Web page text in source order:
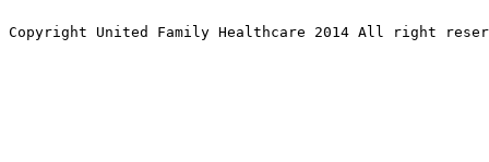
Copyright United Family Healthcare 2014 All right